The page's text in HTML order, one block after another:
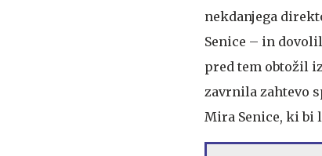
nekdanjega
Senice – in
pred tem obtožil
zavrnila zahtevo
Mira Senice, ki bi